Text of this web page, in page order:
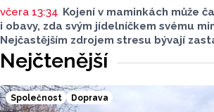
včera 13:34 Kojení v maminkách může
i obavy, zda svým jídelníčkem svému
Nejčastějším zdrojem stresu bývají
o nutnosti radikálního omezování
se nadýmavým potravinám nebo
alergenů. Mýty o stravě při kojení boří
z Jeseníku.
Nejčtenější
Společnost Doprava